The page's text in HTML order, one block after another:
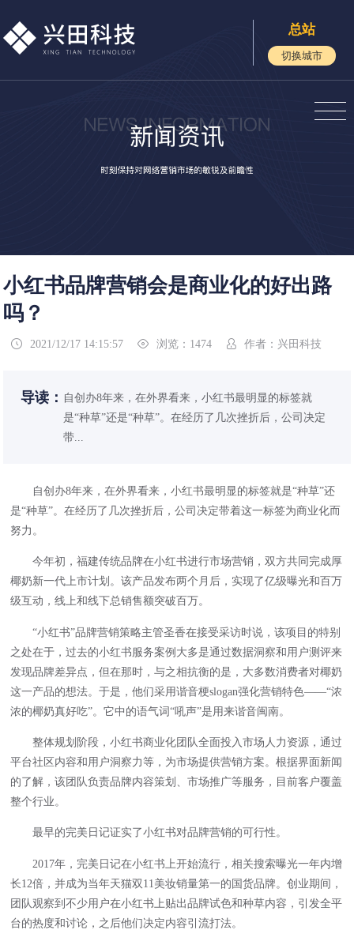
总站
切换城市
小红书品牌营销会是商业化的好出路
吗？
 2021/12/17 14:15:57  浏览：1474  作者：兴田科技
导读： 自创办8年来，在外界看来，小红书最明显的标签就
是“种草”还是“种草”。在经历了几次挫折后，公司决定
带...
自创办8年来，在外界看来，小红书最明显的标签就是“种草”还
是“种草”。在经历了几次挫折后，公司决定带着这一标签为商业化而
努力。
今年初，福建传统品牌在小红书进行市场营销，双方共同完成厚
椰奶新一代上市计划。该产品发布两个月后，实现了亿级曝光和百万
级互动，线上和线下总销售额突破百万。
“小红书”品牌营销策略主管圣香在接受采访时说，该项目的特别
之处在于，过去的小红书服务案例大多是通过数据洞察和用户测评来
发现品牌差异点，但在那时，与之相抗衡的是，大多数消费者对椰奶
这一产品的想法。于是，他们采用谐音梗slogan强化营销特色——“浓
浓的椰奶真好吃”。它中的语气词“吼声”是用来谐音闽南。
整体规划阶段，小红书商业化团队全面投入市场人力资源，通过
平台社区内容和用户洞察力等，为市场提供营销方案。根据界面新闻
的了解，该团队负责品牌内容策划、市场推广等服务，目前客户覆盖
整个行业。
最早的完美日记证实了小红书对品牌营销的可行性。
2017年，完美日记在小红书上开始流行，相关搜索曝光一年内增
长12倍，并成为当年天猫双11美妆销量第一的国货品牌。创业期间，
团队观察到不少用户在小红书上贴出品牌试色和种草内容，引发全平
台的热度和讨论，之后他们决定内容引流打法。